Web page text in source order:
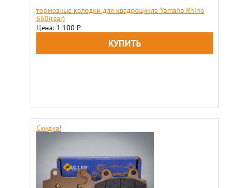
тормозные колодки для квадроцикла Yamaha Rhino
660(rear)
Цена: 1 100 ₽
Скидка!